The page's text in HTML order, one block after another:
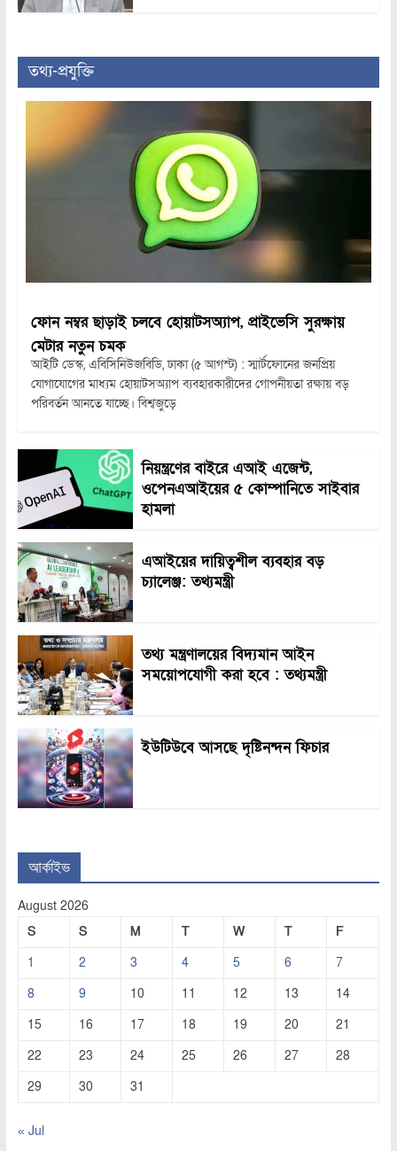
তথ্য-প্রযুক্তি
ফোন নম্বর ছাড়াই চলবে হোয়াটসঅ্যাপ, প্রাইভেসি সুরক্ষায়
মেটার নতুন চমক
আইটি ডেস্ক, এবিসিনিউজবিডি, ঢাকা (৫ আগস্ট) : স্মার্টফোনের জনপ্রিয়
যোগাযোগের মাধ্যম হোয়াটসঅ্যাপ ব্যবহারকারীদের গোপনীয়তা রক্ষায় বড়
পরিবর্তন আনতে যাচ্ছে। বিশ্বজুড়ে
নিয়ন্ত্রণের বাইরে এআই এজেন্ট,
ওপেনএআইয়ের ৫ কোম্পানিতে সাইবার
হামলা
এআইয়ের দায়িত্বশীল ব্যবহার বড়
চ্যালেঞ্জ: তথ্যমন্ত্রী
তথ্য মন্ত্রণালয়ের বিদ্যমান আইন
সময়োপযোগী করা হবে : তথ্যমন্ত্রী
ইউটিউবে আসছে দৃষ্টিনন্দন ফিচার
আর্কাইভ
August 2026
S
S M T W T
F
1
2 3 4 5 6
7
8
9 10 11 12 13
14
15
16 17 18 19 20
21
22
23 24 25 26 27
28
29
30 31
« Jul